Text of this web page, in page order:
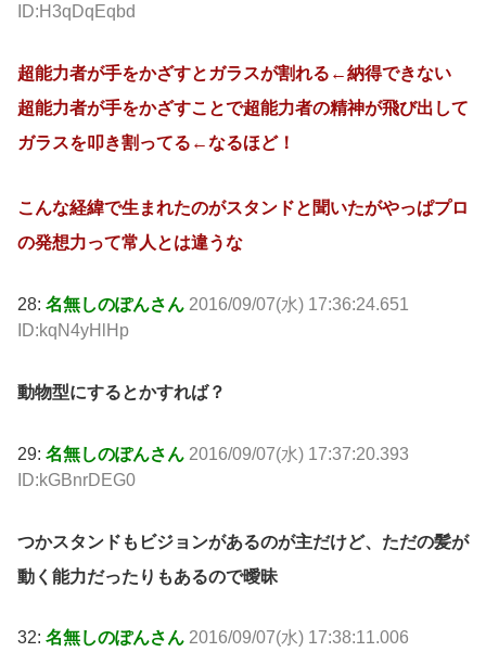
ID:H3qDqEqbd
超能力者が手をかざすとガラスが割れる←納得できない
超能力者が手をかざすことで超能力者の精神が飛び出して
ガラスを叩き割ってる←なるほど！
こんな経緯で生まれたのがスタンドと聞いたがやっぱプロ
の発想力って常人とは違うな
28: 名無しのぽんさん 2016/09/07(水) 17:36:24.651
ID:kqN4yHlHp
動物型にするとかすれば？
29: 名無しのぽんさん 2016/09/07(水) 17:37:20.393
ID:kGBnrDEG0
つかスタンドもビジョンがあるのが主だけど、ただの髪が
動く能力だったりもあるので曖昧
32: 名無しのぽんさん 2016/09/07(水) 17:38:11.006